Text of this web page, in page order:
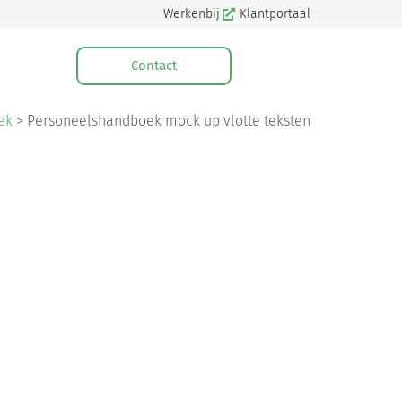
Werkenbij Klantportaal
Contact
> Personeelshandboek mock up vlotte teksten